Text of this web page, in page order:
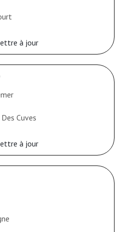
à jour
Cuves
à jour